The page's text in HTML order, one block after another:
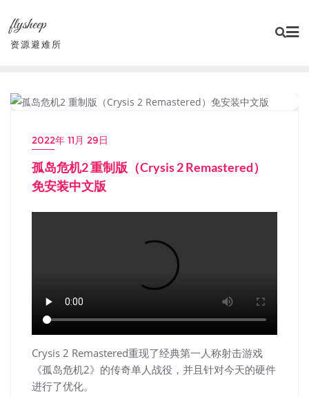
content
flysheep
资源避难所
2022年 11月 29日
孤岛危机2 重制版（Crysis 2 Remastered）
免安装中文版
Crysis 2 Remastered重现了经典第一人称射击游戏
《孤岛危机2》的传奇单人战役，并且针对今天的硬件
进行了优化。